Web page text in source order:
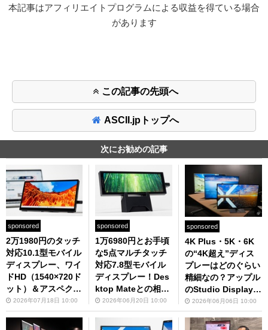
本記事はアフィリエイトプログラムによる収益を得ている場合
があります
この記事の先頭へ
ASCII.jpトップへ
次にお勧めの記事
sponsored
2万1980円のタッチ
対応10.1型モバイル
ディスプレー、ワイ
ドHD（1540×720ド
ット）＆アスペクト
比77：36って聞き
なじみないけど使い
やすいの？
2026年07月18日 10:00
sponsored
1万6980円とお手頃
な5点マルチタッチ
対応7.8型モバイル
ディスプレー！Des
ktop Mateとの相性
も抜群だった
2026年06月20日 10:00
sponsored
4K Plus・5K・6K
の“4K超え”ディス
プレーはどのぐらい
精細なの？アップル
のStudio Displayよ
りもはるかに安いモ
デルで比較してみた
2026年06月06日 10:00